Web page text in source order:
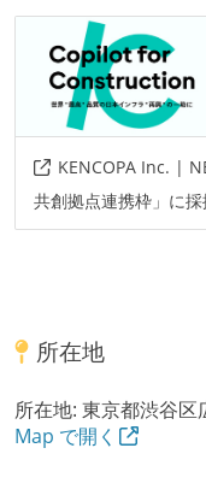
KENCOPA Inc. |
共創拠点連携枠」に採
所在地
所在地: 東京都渋谷区
Map で開く